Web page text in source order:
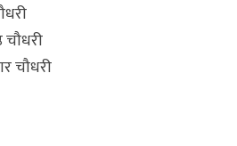
चौधरी
चौधरी